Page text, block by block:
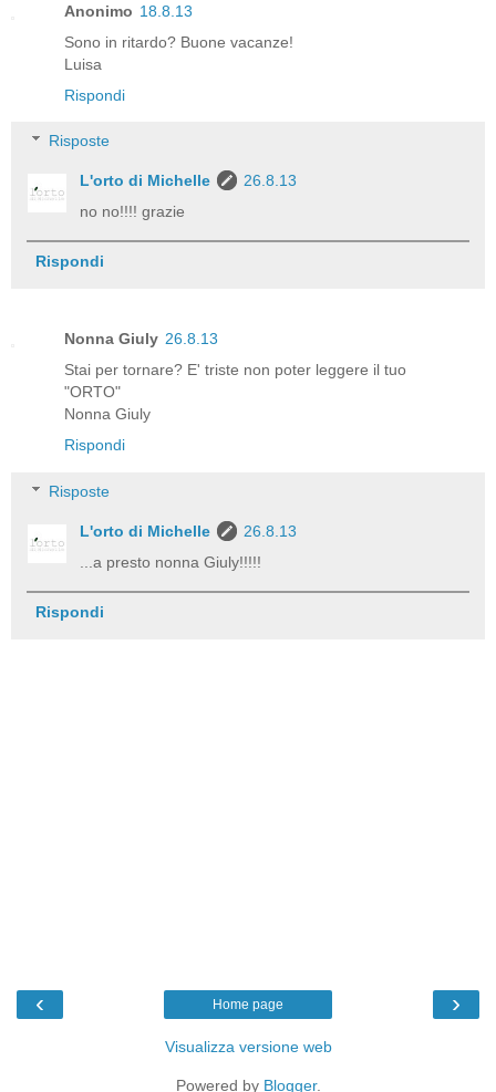
Anonimo 18.8.13
Sono in ritardo? Buone vacanze!
Luisa
Rispondi
Risposte
L'orto di Michelle
26.8.13
no no!!!! grazie
Rispondi
Nonna Giuly 26.8.13
Stai per tornare? E' triste non poter leggere il tuo
"ORTO"
Nonna Giuly
Rispondi
Risposte
L'orto di Michelle
26.8.13
...a presto nonna Giuly!!!!!
Rispondi
‹ ›
Home page
Visualizza versione web
Powered by Blogger.